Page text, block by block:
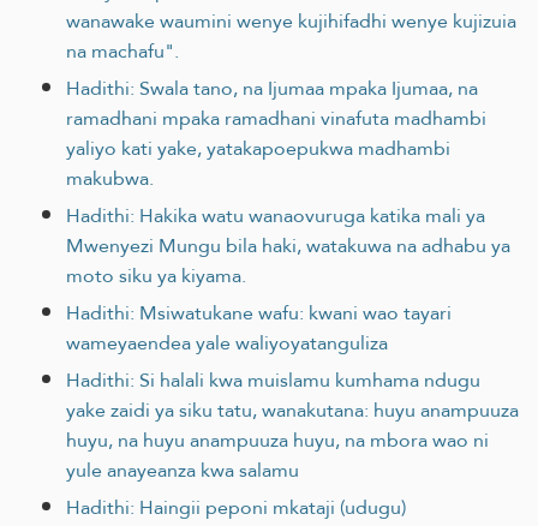
wanawake waumini wenye kujihifadhi wenye kujizuia
na machafu".
Hadithi: Swala tano, na Ijumaa mpaka Ijumaa, na
ramadhani mpaka ramadhani vinafuta madhambi
yaliyo kati yake, yatakapoepukwa madhambi
makubwa.
Hadithi: Hakika watu wanaovuruga katika mali ya
Mwenyezi Mungu bila haki, watakuwa na adhabu ya
moto siku ya kiyama.
Hadithi: Msiwatukane wafu: kwani wao tayari
wameyaendea yale waliyoyatanguliza
Hadithi: Si halali kwa muislamu kumhama ndugu
yake zaidi ya siku tatu, wanakutana: huyu anampuuza
huyu, na huyu anampuuza huyu, na mbora wao ni
yule anayeanza kwa salamu
Hadithi: Haingii peponi mkataji (udugu)